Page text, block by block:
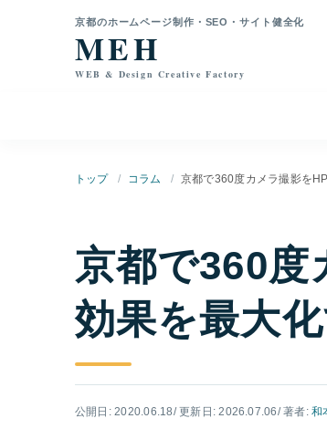
京都のホームページ制作・SEO・サイト健全化
MEH
WEB & Design Creative Factory
トップ コラム 京都で360度カメラ撮影を
京都で360度
効果を最大
公開日: 2020.06.18/ 更新日: 2026.07.06/ 著者:和